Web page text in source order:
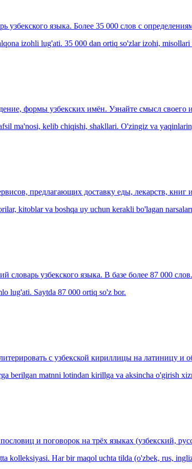
узбекского языка. Более 35 000 слов с
izohli lug'ati. 35 000 dan ortiq so'zlar izohi, misollari
формы узбекских имён. Узнайте смысл своего
ma'nosi, kelib chiqishi, shakllari. O'zingiz va
предлагающих доставку еды, лекарств, книг
kitoblar va boshqa uy uchun kerakli bo'lagan
узбекского языка. В базе более 87 000 слов.
lug'ati. Saytda 87 000 ortiq so'z bor.
с узбекской кириллицы на латиницу и
berilgan matnni lotindan kirillga va aksincha o'girish
и поговорок на трёх языках (узбекский,
kolleksiyasi. Har bir maqol uchta tilda (o'zbek, rus,